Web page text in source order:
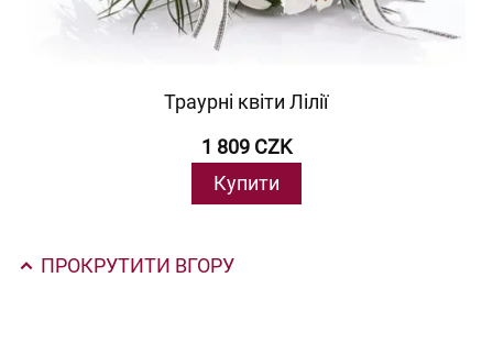
Траурні квіти Лілії
1 809 CZK
Купити
ПРОКРУТИТИ ВГОРУ